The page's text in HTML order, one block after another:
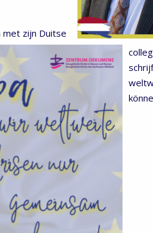
met zijn Duitse